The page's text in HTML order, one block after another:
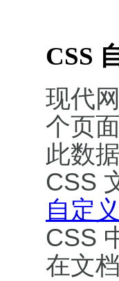
CSS
现代
个页
此数
CSS
自定
CSS
在文